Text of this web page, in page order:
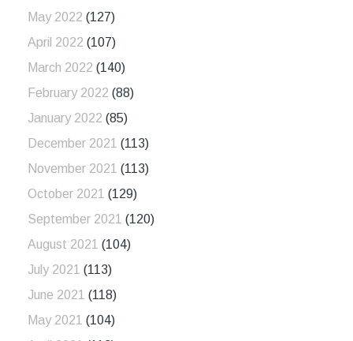
May 2022 (127)
April 2022 (107)
March 2022 (140)
February 2022 (88)
January 2022 (85)
December 2021 (113)
November 2021 (113)
October 2021 (129)
September 2021 (120)
August 2021 (104)
July 2021 (113)
June 2021 (118)
May 2021 (104)